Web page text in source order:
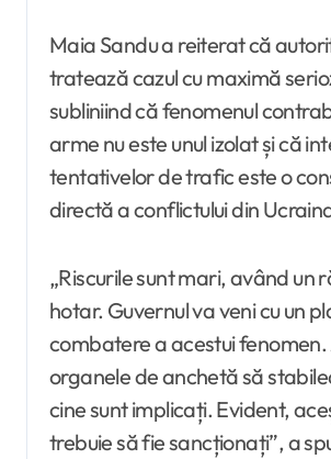
Maia Sandu a reiterat că
tratează cazul cu maximă
subliniind că fenomenul
arme nu este unul izolat și că
tentativelor de trafic este o
directă a conflictului din
„Riscurile sunt mari, având un
hotar. Guvernul va veni cu un
combatere a acestui
organele de anchetă să
cine sunt implicați. Evident,
trebuie să fie sancționați”, a